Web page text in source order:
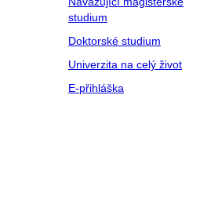
studium
Doktorské studium
Univerzita na celý život
E-přihláška